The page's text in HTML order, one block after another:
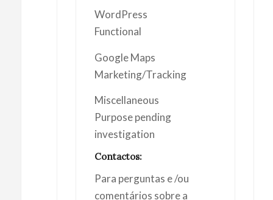
WordPress
Functional
Google Maps
Marketing/Tracking
Miscellaneous
Purpose pending
investigation
Contactos:
Para perguntas e /ou
comentários sobre a